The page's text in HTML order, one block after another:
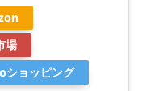
場
ショッピング